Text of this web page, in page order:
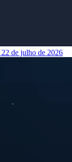
22 de julho de 2026